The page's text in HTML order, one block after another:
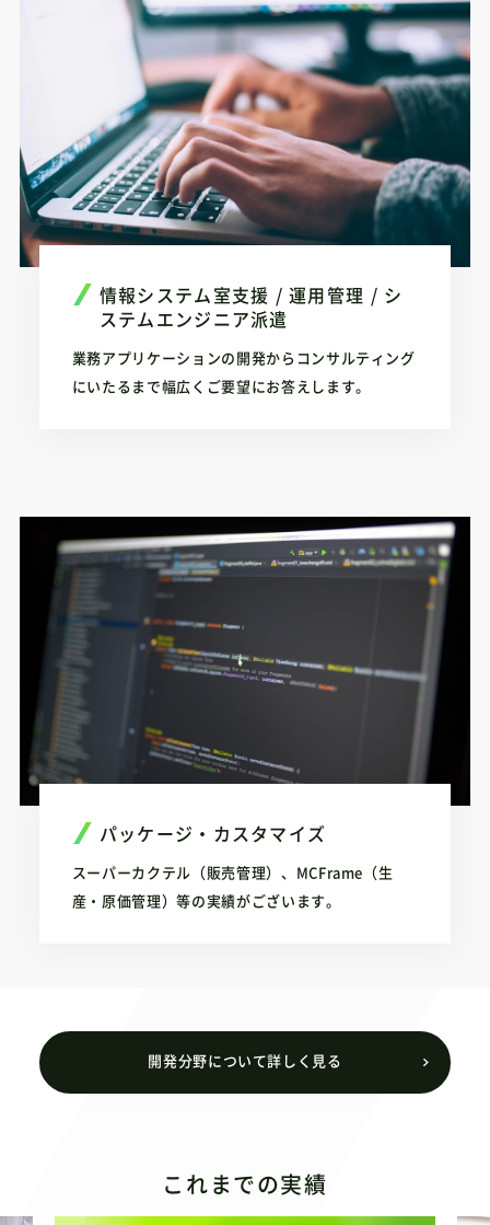
情報システム室支援 / 運用管理 / シ
ステムエンジニア派遣
業務アプリケーションの開発からコンサルティング
にいたるまで幅広くご要望にお答えします。
パッケージ・カスタマイズ
スーパーカクテル（販売管理）、MCFrame（生
産・原価管理）等の実績がございます。
開発分野について詳しく見る
これまでの実績